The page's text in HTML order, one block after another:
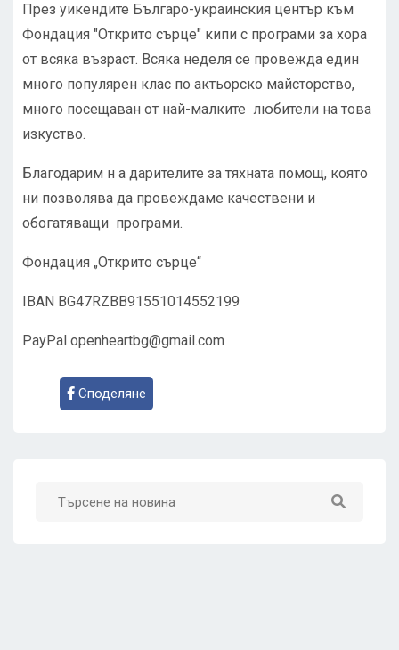
През уикендите Българо-украинския център към
Фондация "Открито сърце" кипи с програми за хора
от всяка възраст. Всяка неделя се провежда един
много популярен клас по актьорско майсторство,
много посещаван от най-малките любители на това
изкуство.
Благодарим н а дарителите за тяхната помощ, която
ни позволява да провеждаме качествени и
обогатяващи програми.
Фондация „Открито сърце“
IBAN BG47RZBB91551014552199
PayPal openheartbg@gmail.com
Споделяне